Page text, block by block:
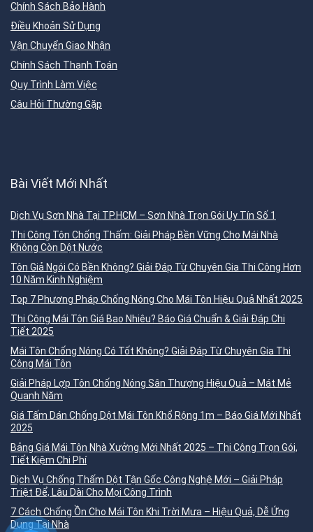
Chính Sách Bảo Hành
Điều Khoản Sử Dụng
Vận Chuyển Giao Nhận
Chính Sách Thanh Toán
Quy Trình Làm Việc
Câu Hỏi Thường Gặp
Bài Viết Mới Nhất
Dịch Vụ Sơn Nhà Tại TP.HCM – Sơn Nhà Trọn Gói Uy Tín Số 1
Thi Công Tôn Chống Thấm: Giải Pháp Bền Vững Cho Mái Nhà
Không Còn Dột Nước
Tôn Giả Ngói Có Bền Không? Giải Đáp Từ Chuyên Gia Thi Công Hơn
10 Năm Kinh Nghiệm
Top 7 Phương Pháp Chống Nóng Cho Mái Tôn Hiệu Quả Nhất 2025
Thi Công Mái Tôn Giá Bao Nhiêu? Báo Giá Chuẩn & Giải Đáp Chi
Tiết 2025
Mái Tôn Chống Nóng Có Tốt Không? Giải Đáp Từ Chuyên Gia Thi
Công Mái Tôn
Giải Pháp Lợp Tôn Chống Nóng Sân Thượng Hiệu Quả – Mát Mẻ
Quanh Năm
Giá Tấm Dán Chống Dột Mái Tôn Khổ Rộng 1m – Báo Giá Mới Nhất
2025
Bảng Giá Mái Tôn Nhà Xưởng Mới Nhất 2025 – Thi Công Trọn Gói,
Tiết Kiệm Chi Phí
Dịch Vụ Chống Thấm Dột Tận Gốc Công Nghệ Mới – Giải Pháp
Triệt Để, Lâu Dài Cho Mọi Công Trình
7 Cách Chống Ồn Cho Mái Tôn Khi Trời Mưa – Hiệu Quả, Dễ Ứng
Dụng Tại Nhà